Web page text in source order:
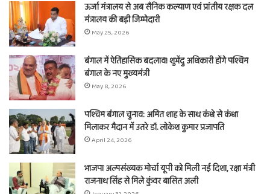
ऊर्जा मंत्रालय से अब सैनिक कल्याण एवं प्रांतीय रक्षक दल
मंत्रालय की बड़ी जिम्मेदारी
May 25, 2026
बंगाल में ऐतिहासिक बदलाव! शुभेंदु अधिकारी होंगे पश्चिम
बंगाल के नए मुख्यमंत्री
May 8, 2026
पश्चिम बंगाल चुनाव: अमित शाह के साथ कंधे से कंधा
मिलाकर मैदान में उतरे डॉ. लोकेश कुमार प्रजापति
April 24, 2026
भाजपा अल्पसंख्यक मोर्चा यूपी को मिली नई दिशा, रक्षा मंत्री
राजनाथ सिंह से मिले कुंवर बासित अली